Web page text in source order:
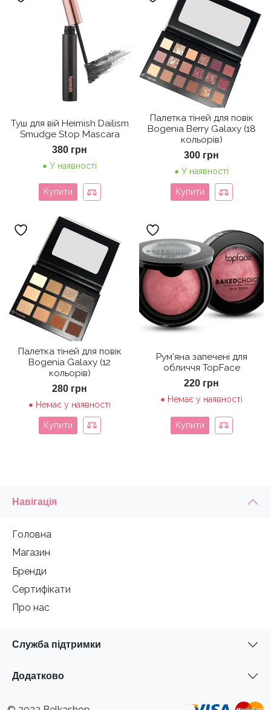
Туш для вій Heimish Dailism
Smudge Stop Mascara
380 грн
У наявності
Купити
Палетка тіней для повік
Bogenia Berry Galaxy (18
кольорів)
300 грн
У наявності
Купити
Палетка тіней для повік
Bogenia Galaxy (12
кольорів)
280 грн
Немає у наявності
Купити
Рум’яна запечені для
обличчя TopFace
220 грн
Немає у наявності
Купити
Навігація
Головна
Магазин
Бренди
Сертифікати
Про нас
Служба підтримки
Додатково